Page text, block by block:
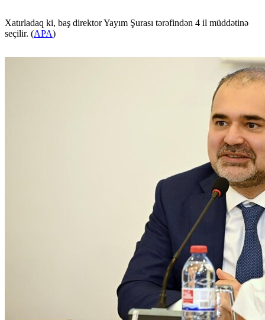
Xatırladaq ki, baş direktor Yayım Şurası tərəfindən 4 il müddətinə
seçilir. (APA)